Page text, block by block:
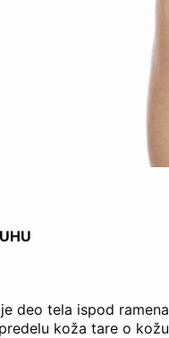
deo tela ispod
koža tare o